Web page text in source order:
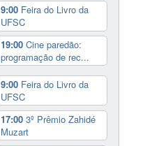
9:00 Feira do Livro da
UFSC
19:00 Cine paredão:
programação de rec...
9:00 Feira do Livro da
UFSC
17:00 3º Prêmio Zahidé
Muzart